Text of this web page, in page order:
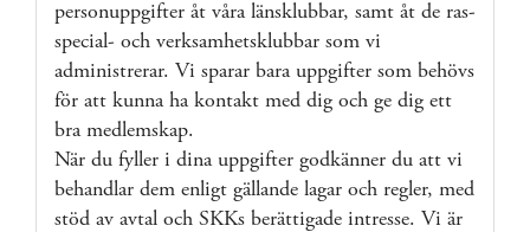
personuppgifter åt våra länsklubbar, samt åt de ras-
special- och verksamhetsklubbar som vi
administrerar. Vi sparar bara uppgifter som behövs
för att kunna ha kontakt med dig och ge dig ett
bra medlemskap.
När du fyller i dina uppgifter godkänner du att vi
behandlar dem enligt gällande lagar och regler, med
stöd av avtal och SKKs berättigade intresse. Vi är